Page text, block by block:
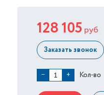
128 105 руб
Заказать звонок
− + Кол-во